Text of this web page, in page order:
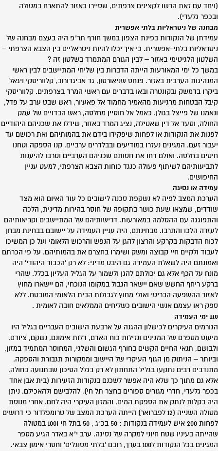
(ויחד עם זאת הרשו לקצינים צרפתים, שסיירו באזור להתארח במטולה
ובכפר גלעדי).
מבחנה של ניטראליות בלתי אפשרית
עמידתן של הנקודות בפינת הצפון במשך חורף תר"פ היה בעצם מבחנה של
ניטראליות בלתי-אפשרית. כי איך יכלו להיות ניטראליים בין הצבא הצרפתי –
השלטון הלגיטימי באזור – לבין הגורם המתמרד בשלטון זה ?
במשך כל ימי המאורעות הייתה הדברות בין שליחי המתיישבים לבין ראשי
המנהיגות הערבית באזור. פנחס שניאורסון, גד אביגדורוב, קלווריסקי ויגאל
ביקרו בדמשק ובקונטרה ובאו בדברים עם ראשי המרד בצרפתים. קלווריסקי
קיבל הבטחות מרגיעות מהאמיר מחמוד אל פאע'ור, ראש שבט ערב על פדל,
ונאמנו של פייצל בגולן. כאמל אל חוסיין מחלסה, ראש הבדויים של עמק
החולה, וסעד אל דין שאטילה, נציג המרד באזור, שידלו את שכניהם היהודיים
לפנות את הנקודות או לפחות שיפקידו בידם את בהמותיהם ואת רכושם עד
יעבור זעם. המגינים נעזרו במודיעים ובבלדרים ערביים, קנו הספקה וטחנו
חיטים בחלסה. ואולם דחו את חסותם שכניהם הערביים וסרבו להיענות
לתביעותיהם לשיתוף פעולה כנגד כוחות הצבא הצרפתי, למעט עניין
החיפושים.
עמידה או נסיגה
הערכת המצב לפיה לא נשקפת סכנה לישובים כל עוד האיום הוא מצד
שודדים, שמצאו שעת כושר בתקופה של חוסר בהירות מדינית, הלכה
והתפוגגה עם ההסלמה במאורעות. דרישותיהם של המתיישבים וקריאותיהם
לעזרה הלכו והתרבו. מבחינתם, היה עניין העמידה על יישובם בבחינת מבחן
לכוח הדבקות בקרקע והרצון להגן על הנפש והרכוש הלאומי ועל כן המשיכו
לעבוד ולקיים חיי קבוצה ומשק ושימרו בחצרם את בהמותיהם. על פי הכרתם
ואמונתם היה לשאלת העמידה גם היבט מדיני: לא רק 'הכבוד היהודי' היה
מונח על הכף אלא גם יכולתם להגן ולשמור על הגליל העליון בכלל. שהרי
ברקע ריחף החשש שאם יישאר הגבול במקומו הנוכחי, הם יישארו מחוץ
לאזור ההשפעה הבריטי ואולי מחוץ לגבולות הבית הלאומי המובטח. ללא
ספק ראו עצמם אנשי הישובים כשליחים הממלאים חובה לאומית .
110 ימי העמידה
הגורמים העיקרים לכישלון ההגנה על ארבעת הישובים העבריים בגליל היו
מיעוט מספרם של המגינים ונזילות כוח האדם, דלות אימונם, נשקם, ציודם,
ולבושם, תנאי החיים הקשים בחורף הגשום והשלגי, המחוסר המתמיד במזון,
וביותר – הניתוק מן הגוף העיקרי של היישוב וממקורות תגבורת והספקה.
מתנדבים רבים נתקעו בגליל התחתון לא רק בגלל הסיכון שבתנועה בחולה,
אלא גם מתוך כך שלא היה אפשר לשכנם בנקודות הזעירות (בית אבן אחד
בכפר גלעדי, חדרי מגורים ספורים בחצר תל חי), להלבישם ולהאכילם. ניתן
היה בקלות לנתק את הספקת המים, והמזון העיקרי היה לחם. אחרי מנוסת
מטולה השנייה (12 לפברואר) הייתה הערכת המצב של טרומפלדור כי דרושים
לפחות 200 איש לעמידה בנקודות : 50 בכ"ג , 50 בתל חי ו100 במטולה
שהייתה בעיניו שטח חיוני למקרה של נסיגה. ערב י"א באדר הגיע מספר
המגינים בכל הנקודות ל100 בערך, רובם 'בלתי מסוגלים' וחסרי אימון צבאי.